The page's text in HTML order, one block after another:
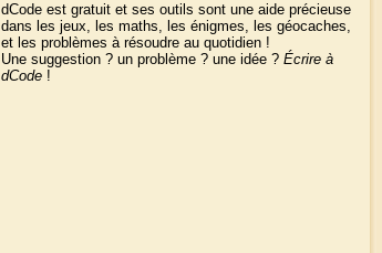
dCode est gratuit et ses outils sont une aide précieuse
dans les jeux, les maths, les énigmes, les géocaches,
et les problèmes à résoudre au quotidien !
Une suggestion ? un problème ? une idée ? Écrire à
dCode!